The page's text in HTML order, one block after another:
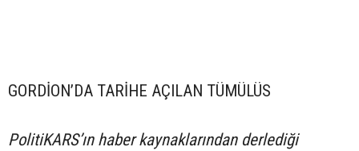
GORDİON’DA TARİHE AÇILAN TÜMÜLÜS
PolitiKARS’ın haber kaynaklarından derlediği